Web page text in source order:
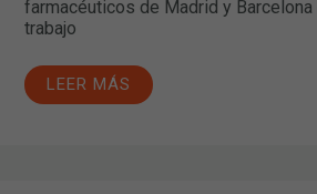
farmacéuticos de Madrid y
trabajo
LEER MÁS